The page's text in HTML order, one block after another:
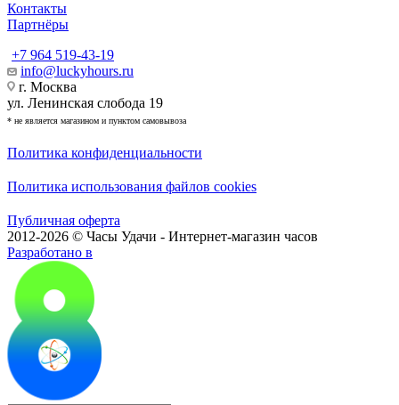
Контакты
Партнёры
+7 964 519-43-19
info@luckyhours.ru
г. Москва
ул. Ленинская слобода 19
* не является магазином и пунктом самовывоза
Политика конфиденциальности
Политика использования файлов cookies
Публичная оферта
2012-2026 © Часы Удачи - Интернет-магазин часов
Разработано в